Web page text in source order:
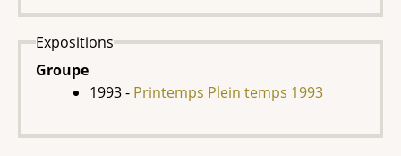
Expositions
Groupe
1993 - Printemps Plein temps 1993